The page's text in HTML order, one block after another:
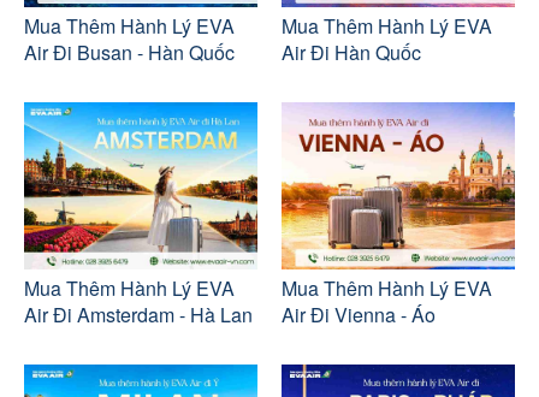
Mua Thêm Hành Lý EVA
Air Đi Busan - Hàn Quốc
Mua Thêm Hành Lý EVA
Air Đi Hàn Quốc
Mua Thêm Hành Lý EVA
Air Đi Amsterdam - Hà Lan
Mua Thêm Hành Lý EVA
Air Đi Vienna - Áo